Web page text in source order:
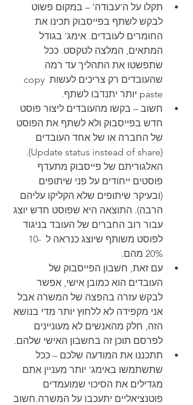
תקלו על ה'עבודה' – במקום פשוט
לבקש לשתף בפייסבוק תכינו את
החומרים לעובדים. אימג' בגודל
המתאים, המלצה לטקסט. ככל
שתפשטו את התהליך עד רמה
שהעובדים רק צריכים לעשות copy
paste יותר יתנדבו לשתף.
חשוב – בקשו מהעובדים ליצור פוסט
חדש בפייסבוק ולא לשתף את הפוסט
של החברה או של אחד העובדים
(Update status instead of share).
האלגוריתם של פייסבוק מתעדף
פוסטים ייחודים על פני שיתופים
(ובעיקר שיתופים שלא הקליקו עליהם
הרבה). התוצאה היא שפוסט חדש יוצג
עבור רוב החברים של העובד בניגוד
לפוסט משותף שיוצג כנראה ל  10-
20% מהם.
עם זאת, חשבון הפייסבוק של
העובדים הוא כמובן אישי, אפשר
לבקש עזרה בהפצה של המשרה אבל
אני מקפידה לא ללחוץ יותר מדי בנושא
הזה, חלק מהאנשים לא מעוניינים
לפרסם תוכן זה בחשבון האישי שלהם.
תתכננו את המודעה שלכם – ככל
שתשתמשו באימג' יותר מעניין אתם
מגדילים את הסיכוי שמועמדים
פוטנציאליים יתעכבו על המשרה.חשוב